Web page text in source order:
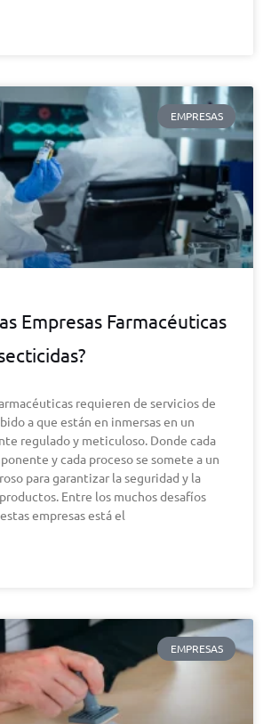
EMPRESAS
Empresas Farmacéuticas
requieren de servicios de
a que están en inmersas en un
regulado y meticuloso. Donde cada
y cada proceso se somete a un
para garantizar la seguridad y la
Entre los muchos desafíos
empresas está el
EMPRESAS